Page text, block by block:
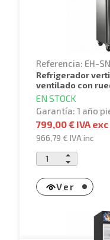
Referencia: EH-
refrigerador vertical para restaurante
ventilado con
EN STOCK
Garantía: 1 año
799,00 € IVA exc
966,79 €IVA inc
Ver